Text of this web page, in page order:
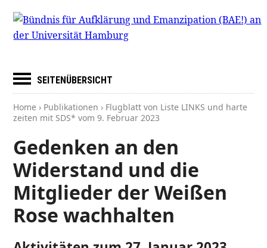
SEITENÜBERSICHT
Home › Publikationen › Flugblatt von Liste LINKS und harte
zeiten mit SDS* vom9. Februar 2023
Gedenken an den
Widerstand und die
Mitglieder der Weißen
Rose wachhalten